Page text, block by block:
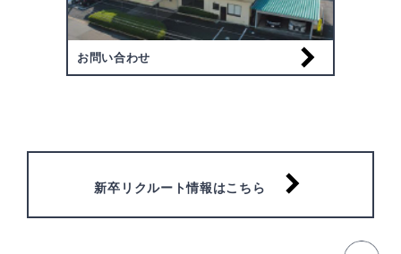
お問い合わせ
新卒リクルート情報はこちら